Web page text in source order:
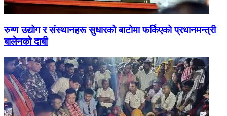
रुग्ण उद्योग र संस्थानहरू सुधारको बाटोमा फर्किएको प्रधानमन्त्री
बालेनको दाबी